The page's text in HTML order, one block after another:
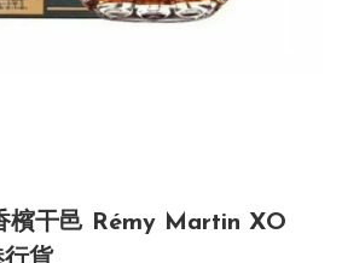
檳干邑 Rémy Martin XO